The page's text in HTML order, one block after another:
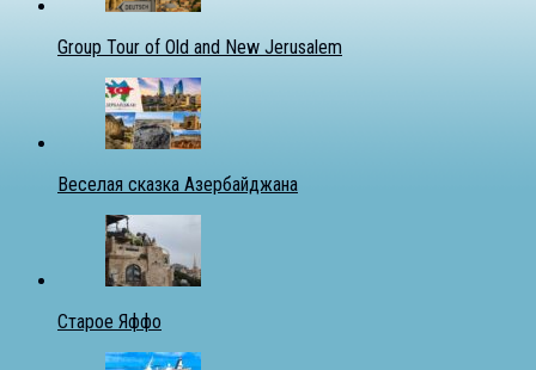
Group Tour of Old and New Jerusalem
Веселая сказка Азербайджана
Старое Яффо